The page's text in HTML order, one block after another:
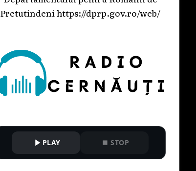
Pretutindenihttps://dprp.gov.ro/web/
PLAY STOP